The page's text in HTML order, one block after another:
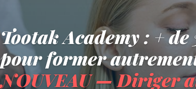
Tootak Academy : + de
pour former
NOUVEAU — Diriger